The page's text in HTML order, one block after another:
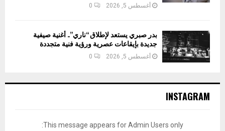
أغسطس 5, 2026 0
بدر صبري يستعد لإطلاق “ناري”.. أغنية صيفية
جديدة بإيقاعات عصرية ورؤية فنية متجددة
أغسطس 5, 2026 0
INSTAGRAM
This message appears for Admin Users only: